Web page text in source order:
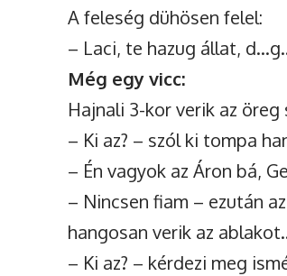
A feleség dühösen felel:
– Laci, te hazug állat,
Még egy vicc:
Hajnali 3-kor verik az öreg
– Ki az? – szól ki tompa
– Én vagyok az Áron bá,
– Nincsen fiam – ezután
hangosan verik az
– Ki az? – kérdezi meg